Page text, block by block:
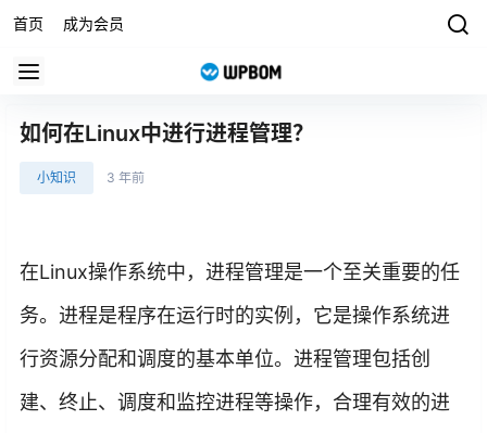
首页 成为会员
如何在Linux中进行进程管理？
小知识 3 年前
在Linux操作系统中，进程管理是一个至关重要的任
务。进程是程序在运行时的实例，它是操作系统进
行资源分配和调度的基本单位。进程管理包括创
建、终止、调度和监控进程等操作，合理有效的进